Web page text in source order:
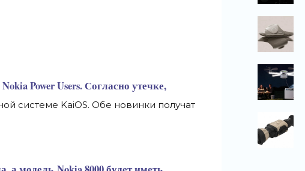
Power Users. Согласно утечке,
системе KaiOS. Обе новинки получат